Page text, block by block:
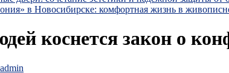
в Новосибирске: комфортная жизнь в
коснется закон о
admin